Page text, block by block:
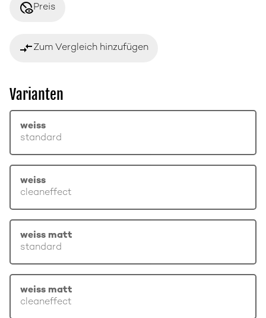
disabled_visiblePreis
compare_arrowsZum Vergleich hinzufügen
Varianten
weiss
standard
weiss
cleaneffect
weiss matt
standard
weiss matt
cleaneffect